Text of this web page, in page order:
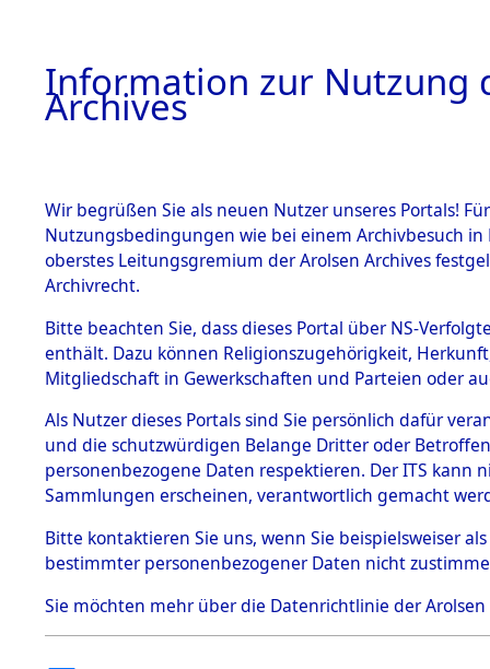
BESTÄNDE
1.
mente
5. Verschiedenes
5.3
Todesmärsche
5.3.1 Alliierte
Erhebungen
zu
Todesmärsch
en
5.3.2
der
0013
Information zur Nutzung
Archives
Wir begrüßen Sie als neuen Nutzer unseres Portals!
Nutzungsbedingungen wie bei einem Archivbesuch
oberstes Leitungsgremium der Arolsen Archives
Archivrecht.
Bitte beachten Sie, dass dieses Portal über NS-
enthält. Dazu können Religionszugehörigkeit,
Mitgliedschaft in Gewerkschaften und Parteien oder
Als Nutzer dieses Portals sind Sie persönlich dafür
und die schutzwürdigen Belange Dritter oder
personenbezogene Daten respektieren. Der ITS
Sammlungen erscheinen, verantwortlich gemacht
Bitte kontaktieren Sie uns, wenn Sie beispielsweiser
bestimmter personenbezogener Daten nicht
Sie möchten mehr über die Datenrichtlinie der Arolsen